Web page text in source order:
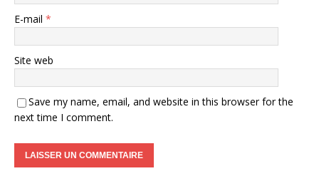
E-mail *
Site web
Save my name, email, and website in this browser for the
next time I comment.